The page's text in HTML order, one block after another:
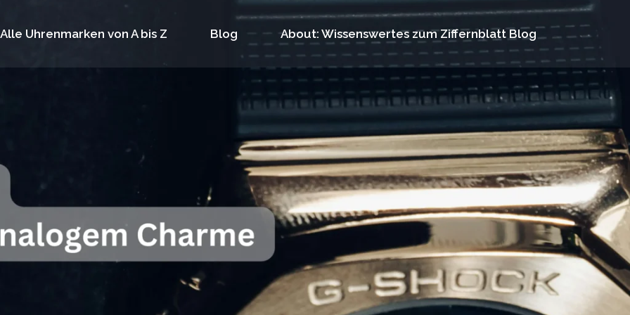
Alle Uhrenmarken von A bis Z Blog About: Wissenswertes zum Ziffernblatt Blog